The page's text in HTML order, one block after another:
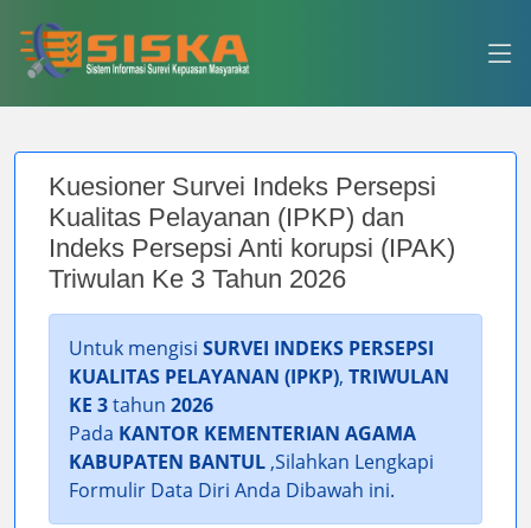
Kuesioner Survei Indeks Persepsi
Kualitas Pelayanan (IPKP) dan
Indeks Persepsi Anti korupsi (IPAK)
Triwulan Ke 3 Tahun 2026
Untuk mengisi SURVEI INDEKS PERSEPSI
KUALITAS PELAYANAN (IPKP), TRIWULAN
KE 3tahun 2026
Pada KANTOR KEMENTERIAN AGAMA
KABUPATEN BANTUL ,Silahkan Lengkapi
Formulir Data Diri Anda Dibawah ini.